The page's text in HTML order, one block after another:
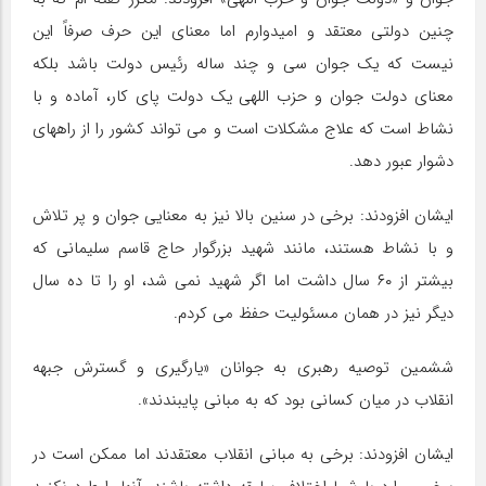
چنین دولتی معتقد و امیدوارم اما معنای این حرف صرفاً این
نیست که یک جوان سی و چند ساله رئیس دولت باشد بلکه
معنای دولت جوان و حزب اللهی یک دولت پای کار، آماده و با
نشاط است که علاج مشکلات است و می تواند کشور را از راههای
دشوار عبور دهد.
ایشان افزودند: برخی در سنین بالا نیز به معنایی جوان و پر تلاش
و با نشاط هستند، مانند شهید بزرگوار حاج قاسم سلیمانی که
بیشتر از ۶۰ سال داشت اما اگر شهید نمی شد، او را تا ده سال
دیگر نیز در همان مسئولیت حفظ می کردم.
ششمین توصیه رهبری به جوانان «یارگیری و گسترش جبهه
انقلاب در میان کسانی بود که به مبانی پایبندند».
ایشان افزودند: برخی به مبانی انقلاب معتقدند اما ممکن است در